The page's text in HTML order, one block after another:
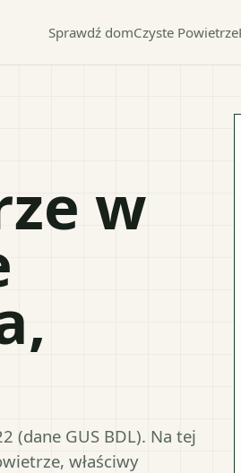
Sprawdź domCzyste Powietrze
w
(dane GUS BDL). Na tej
właściwy